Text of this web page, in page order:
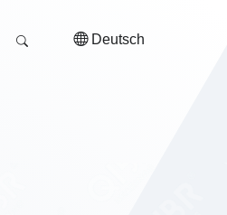
Deutsch